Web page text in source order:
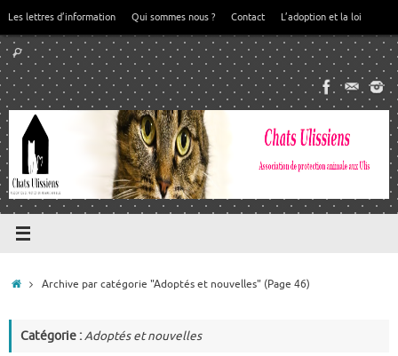
contenu
Les lettres d’information Qui sommes nous ? Contact L’adoption et la loi
Recherche
pour
:
Rechercher
AccueilArchive par catégorie "Adoptés et nouvelles"(Page 46)
Catégorie :Adoptés et nouvelles